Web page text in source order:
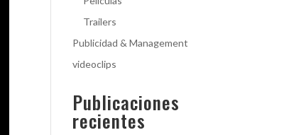
Trailers
Publicidad & Management
videoclips
Publicaciones
recientes